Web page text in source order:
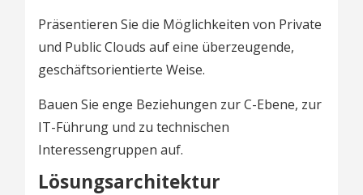
Präsentieren Sie die Möglichkeiten von Private
und Public Clouds auf eine überzeugende,
geschäftsorientierte Weise.
Bauen Sie enge Beziehungen zur C-Ebene, zur
IT-Führung und zu technischen
Interessengruppen auf.
Lösungsarchitektur